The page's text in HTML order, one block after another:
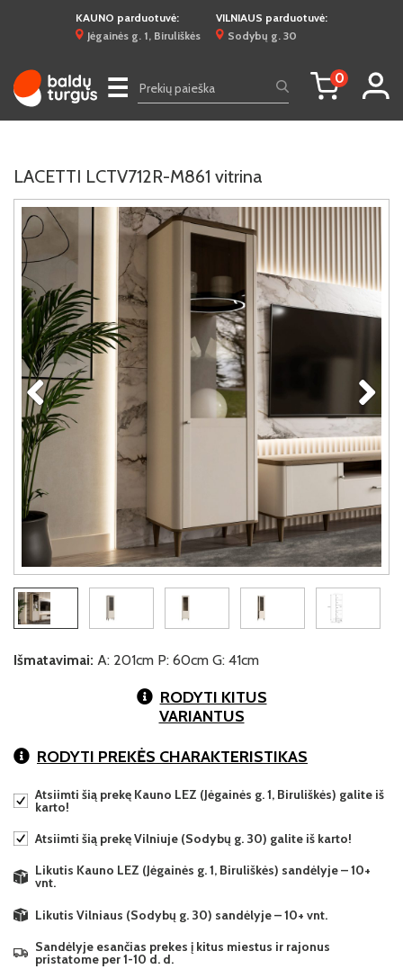
KAUNO parduotuvė:
Jėgainės g. 1, Biruliškės
VILNIAUS parduotuvė:
Sodybų g. 30
☰ 0
LACETTI LCTV712R-M861 vitrina
Išmatavimai: A: 201cm P: 60cm G: 41cm
RODYTI KITUS
VARIANTUS
RODYTI PREKĖS CHARAKTERISTIKAS
Atsiimti šią prekę Kauno LEZ (Jėgainės g. 1, Biruliškės) galite iš
karto!
Atsiimti šią prekę Vilniuje (Sodybų g. 30) galite iš karto!
Likutis Kauno LEZ (Jėgainės g. 1, Biruliškės) sandėlyje – 10+
vnt.
Likutis Vilniaus (Sodybų g. 30) sandėlyje – 10+ vnt.
Sandėlyje esančias prekes į kitus miestus ir rajonus
pristatome per 1-10 d. d.